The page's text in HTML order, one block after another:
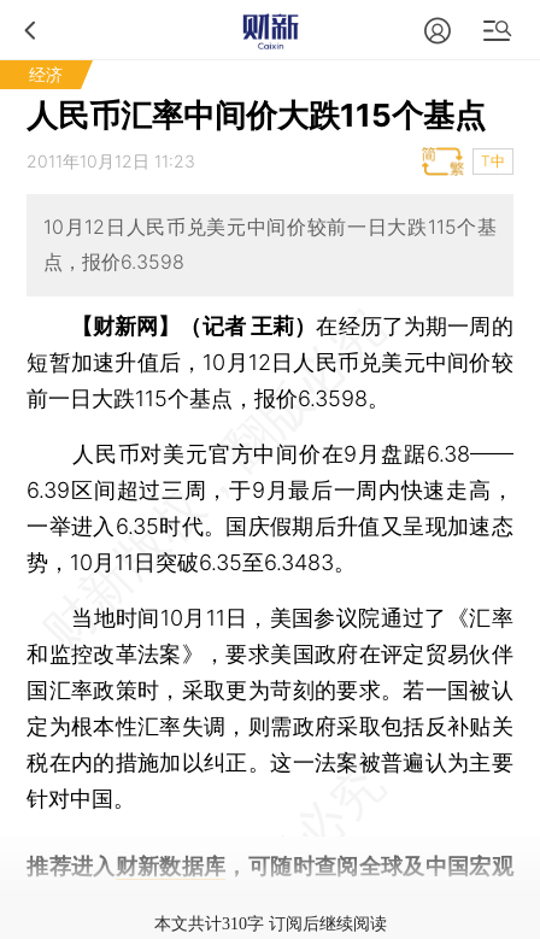
经济
人民币汇率中间价大跌115个基点
2011年10月12日 11:23 T中
10月12日人民币兑美元中间价较前一日大跌115个基
点，报价6.3598
【财新网】（记者 王莉）在经历了为期一周的
短暂加速升值后，10月12日人民币兑美元中间价较
前一日大跌115个基点，报价6.3598。
人民币对美元官方中间价在9月盘踞6.38——
6.39区间超过三周，于9月最后一周内快速走高，
一举进入6.35时代。国庆假期后升值又呈现加速态
势，10月11日突破6.35至6.3483。
当地时间10月11日，美国参议院通过了《汇率
和监控改革法案》，要求美国政府在评定贸易伙伴
国汇率政策时，采取更为苛刻的要求。若一国被认
定为根本性汇率失调，则需政府采取包括反补贴关
税在内的措施加以纠正。这一法案被普遍认为主要
针对中国。
推荐进入 财新数据库 ，可随时查阅全球及中国宏观
本文共计310字 订阅后继续阅读